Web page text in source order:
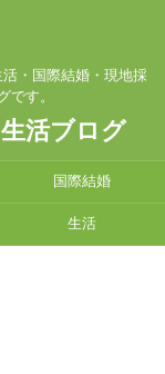
・国際結婚・現地採
す。
活ブログ
国際結婚
生活